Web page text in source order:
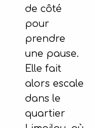
de côté
pour
prendre
une pause.
Elle fait
alors escale
dans le
quartier